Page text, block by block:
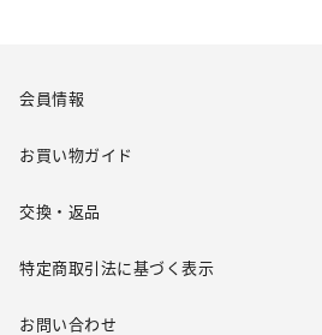
会員情報
お買い物ガイド
交換・返品
特定商取引法に基づく表示
お問い合わせ